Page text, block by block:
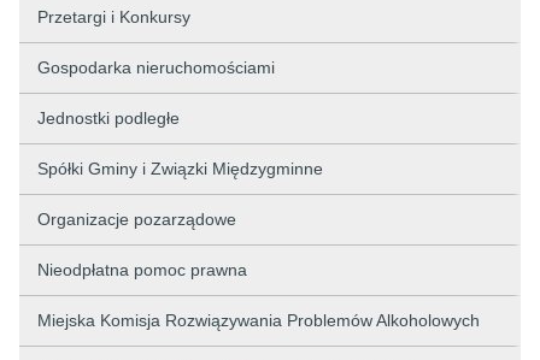
Przetargi i Konkursy
Gospodarka nieruchomościami
Jednostki podległe
Spółki Gminy i Związki Międzygminne
Organizacje pozarządowe
Nieodpłatna pomoc prawna
Miejska Komisja Rozwiązywania Problemów Alkoholowych